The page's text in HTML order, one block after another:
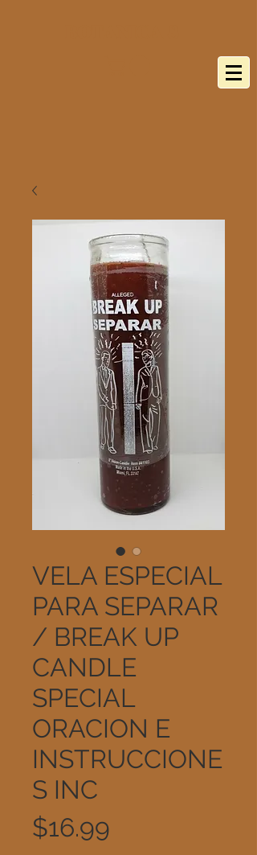
VELA ESPECIAL
PARA SEPARAR
/ BREAK UP
CANDLE
SPECIAL
ORACION E
INSTRUCCIONE
S INC
$16.99